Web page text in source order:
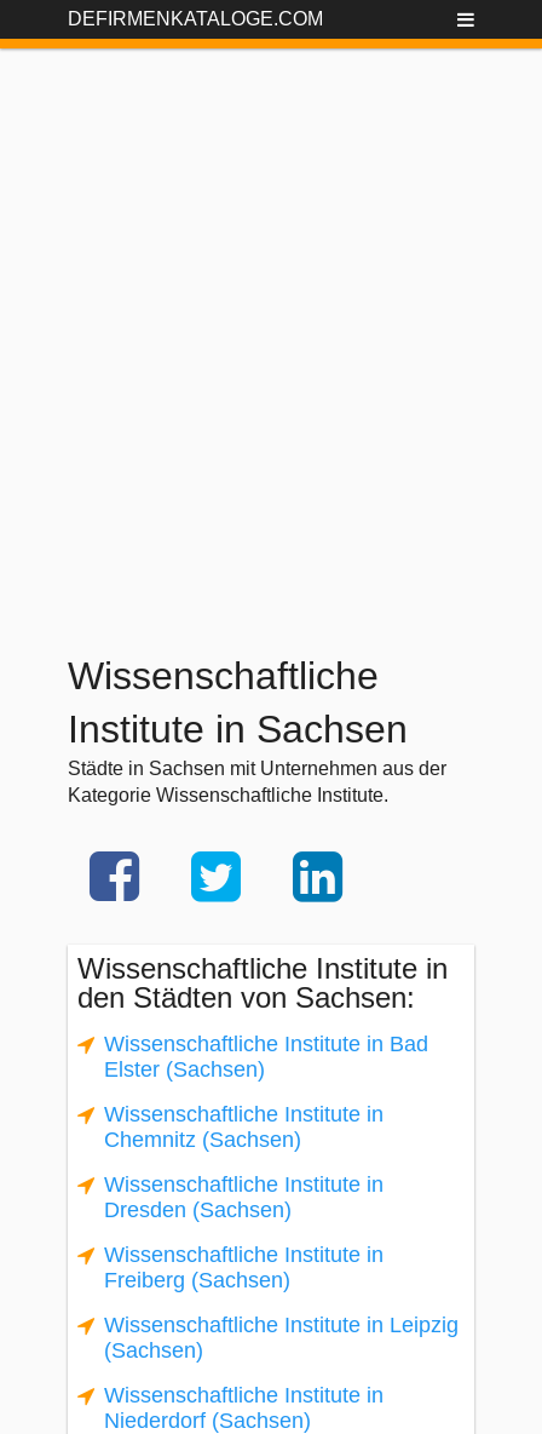
DEFIRMENKATALOGE.COM
Wissenschaftliche
Institute in Sachsen
Städte in Sachsen mit Unternehmen aus der
Kategorie Wissenschaftliche Institute.
Wissenschaftliche Institute in
den Städten von Sachsen:
Wissenschaftliche Institute in Bad
Elster (Sachsen)
Wissenschaftliche Institute in
Chemnitz (Sachsen)
Wissenschaftliche Institute in
Dresden (Sachsen)
Wissenschaftliche Institute in
Freiberg (Sachsen)
Wissenschaftliche Institute in Leipzig
(Sachsen)
Wissenschaftliche Institute in
Niederdorf (Sachsen)